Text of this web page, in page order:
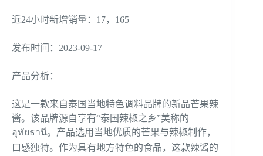
近24小时新增销量：17，165
发布时间：2023-09-17
产品分析：
这是一款来自泰国当地特色调料品牌的新品芒果辣
酱。该品牌源自享有“泰国辣椒之乡”美称的
อุทัยธานี。产品选用当地优质的芒果与辣椒制作，
口感独特。作为具有地方特色的食品，这款辣酱的